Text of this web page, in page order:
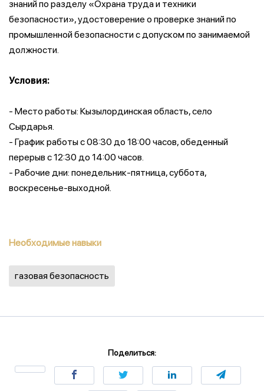
знаний по разделу «Охрана труда и техники
безопасности», удостоверение о проверке знаний по
промышленной безопасности с допуском по занимаемой
должности.
Условия:
- Место работы: Кызылординская область, село
Сырдарья.
- График работы с 08:30 до 18:00 часов, обеденный
перерыв с 12:30 до 14:00 часов.
- Рабочие дни: понедельник-пятница, суббота,
воскресенье-выходной.
Необходимые навыки
газовая безопасность
Поделиться: